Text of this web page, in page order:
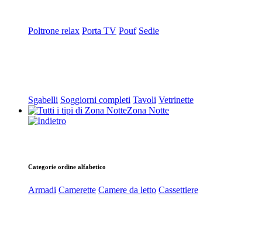
Poltrone relax Porta TV Pouf Sedie
Sgabelli Soggiorni completi Tavoli Vetrinette
Zona Notte
Categorie ordine alfabetico
Armadi Camerette Camere da letto Cassettiere